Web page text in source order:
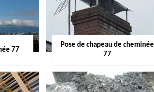
77
Pose de chapeau de cheminée
77